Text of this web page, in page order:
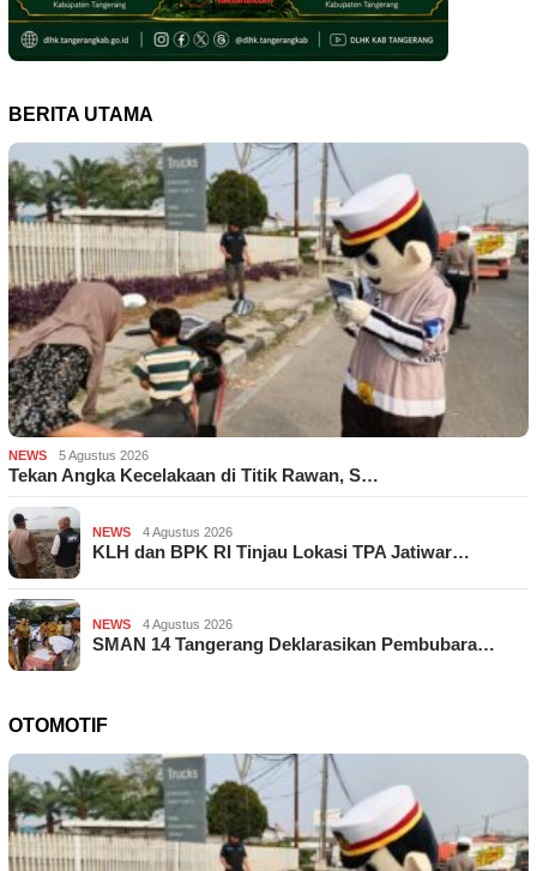
BERITA UTAMA
NEWS 5 Agustus 2026
Tekan Angka Kecelakaan di Titik Rawan, S…
NEWS 4 Agustus 2026
KLH dan BPK RI Tinjau Lokasi TPA Jatiwar…
NEWS 4 Agustus 2026
SMAN 14 Tangerang Deklarasikan Pembubara…
OTOMOTIF